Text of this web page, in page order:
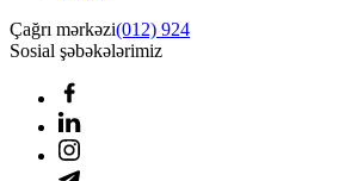
Çağrı mərkəzi(012) 924
Sosial şəbəkələrimiz